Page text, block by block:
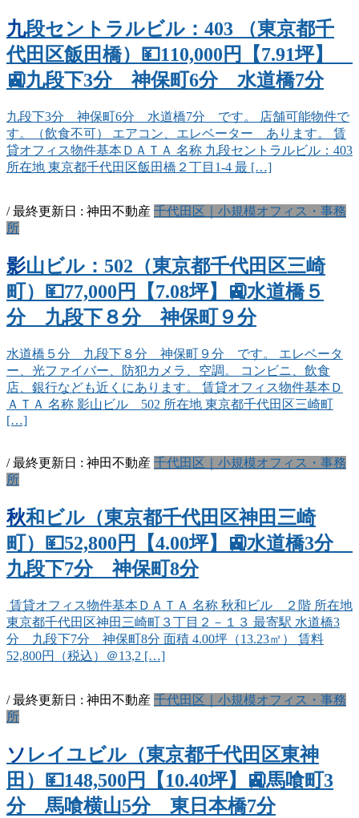
九段セントラルビル：403 （東京都千
代田区飯田橋）💴110,000円【7.91坪】
🚉九段下3分 神保町6分 水道橋7分
九段下3分 神保町6分 水道橋7分 です。 店舗可能物件で
す。（飲食不可） エアコン、エレベーター あります。 賃
貸オフィス物件基本ＤＡＴＡ 名称 九段セントラルビル：403
所在地 東京都千代田区飯田橋２丁目1-4 最 […]
/ 最終更新日 : 神田不動産 千代田区｜小規模オフィス・事務
所
影山ビル：502（東京都千代田区三崎
町）💴77,000円【7.08坪】🚉水道橋５
分 九段下８分 神保町９分
水道橋５分 九段下８分 神保町９分 です。 エレベータ
ー、光ファイバー、防犯カメラ、空調。 コンビニ、飲食
店、銀行なども近くにあります。 賃貸オフィス物件基本Ｄ
ＡＴＡ 名称 影山ビル 502 所在地 東京都千代田区三崎町
[…]
/ 最終更新日 : 神田不動産 千代田区｜小規模オフィス・事務
所
秋和ビル（東京都千代田区神田三崎
町）💴52,800円【4.00坪】🚉水道橋3分
九段下7分 神保町8分
賃貸オフィス物件基本ＤＡＴＡ 名称 秋和ビル ２階 所在地
東京都千代田区神田三崎町３丁目２－１３ 最寄駅 水道橋3
分 九段下7分 神保町8分 面積 4.00坪（13.23㎡） 賃料
52,800円（税込）＠13,2 […]
/ 最終更新日 : 神田不動産 千代田区｜小規模オフィス・事務
所
ソレイユビル（東京都千代田区東神
田）💴148,500円【10.40坪】🚉馬喰町3
分 馬喰横山5分 東日本橋7分